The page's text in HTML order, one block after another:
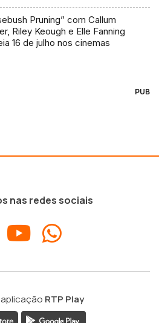
Pruning” com Callum
Riley Keough e Elle Fanning
16 de julho nos cinemas
PUB
nas redes sociais
RTP Play